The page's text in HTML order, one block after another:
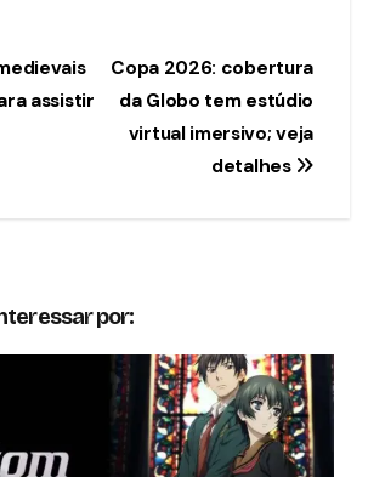
Copa 2026: cobertura
da Globo tem estúdio
virtual imersivo; veja
detalhes
assistir
por: